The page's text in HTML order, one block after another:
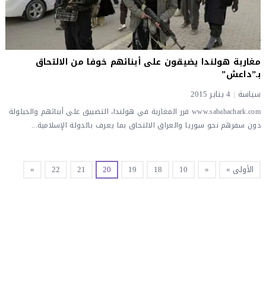
مغاربة هولندا يضيقون على أبنائهم خوفا من الالتحاق
بـ”داعش”
سياسة 4 يناير 2015
www.sabahachark.com قرر المغاربة في هولندا، التضييق على أبنائهم والحيلولة
دون سفرهم نحو سوريا والعراق الالتحاق بما يعرف بالدولة الإسلامية...
الأولى » «
10
18
19
20
21
22
»